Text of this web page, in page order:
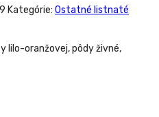
Kategórie: Ostatné listnaté
lilo-oranžovej, pôdy živné,